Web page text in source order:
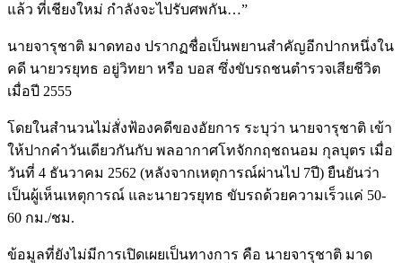
แล้ว ที่เชียงใหม่ กำลังจะไปรับศพกัน…”
นายจารุชาติ มาดทอง ปรากฏชื่อเป็นพยานสำคัญอีกปากหนึ่งใน
คดี นายวรยุทธ อยู่วิทยา หรือ บอส ซึ่งขับรถชนตำรวจเสียชีวิต
เมื่อปี 2555
โดยในสำนวนไม่สั่งฟ้องคดีของอัยการ ระบุว่า นายจารุชาติ เข้า
ให้ปากคำวันเดียวกันกับ พลอากาศโทจักกฤชถนอม กุลบุตร เมื่อ
วันที่ 4 ธันวาคม 2562 (หลังจากเหตุการณ์ผ่านไป 7ปี) ยืนยันว่า
เป็นผู้เห็นเหตุการณ์ และนายวรยุทธ ขับรถด้วยความเร็วแค่ 50-
60 กม./ชม.
ข้อมูลที่ยังไม่มีการเปิดเผยเป็นทางการ คือ นายจารุชาติ มาด